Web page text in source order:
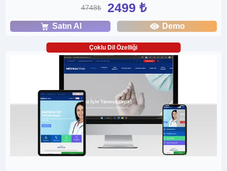
4748₺ 2499 ₺
Satın Al Demo
Çoklu Dil Özelliği